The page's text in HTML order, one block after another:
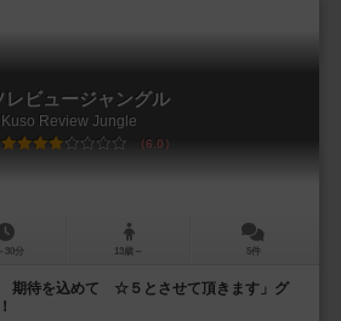
レビュージャングル
Kuso Review Jungle
6.0
30分 13歳～ 5件
期待を込めて ☆５とさせて頂きます」グ